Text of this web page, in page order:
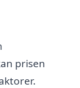
prisen